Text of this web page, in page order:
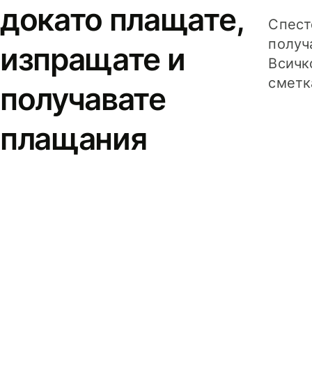
докато плащате,
изпращате и
получавате
плащания